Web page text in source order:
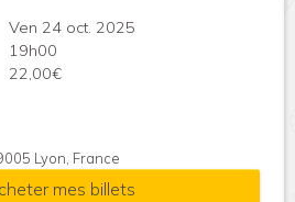
Ven 24 oct. 2025
19h00
22,00€
Lyon, France
mes billets